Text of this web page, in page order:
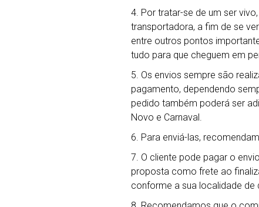
4. Por tratar-se de um ser
transportadora, a fim de se
entre outros pontos
tudo para que cheguem em
5. Os envios sempre são
pagamento, dependendo
pedido também poderá ser
Novo e Carnaval.
6. Para enviá-las,
7. O cliente pode pagar o
proposta como frete ao
conforme a sua localidade de